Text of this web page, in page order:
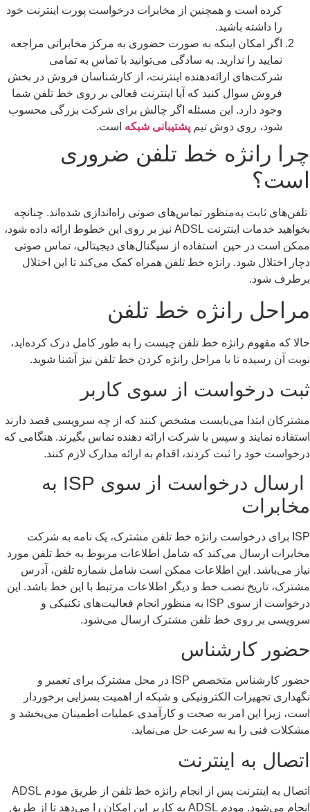
کرده است و همچنین از مخابرات درخواست پورت اینترنت خود
را داشته باشید.
اگر امکان اینکه به صورت حضوری به مرکز مخابراتی مراجعه
نمایید را ندارید. به سادگی می‌توانید با تماس به تمامی
شرکت‌های ارائه‌دهنده اینترنت، از کارشناسان فروش در بخش
فروش سوال کنید که آیا اینترنت فعالی بر روی خط تلفن شما
وجود دارد. این مسئله اگر چالش برای شرکت بزرگی محسوب
شود، روی دوش تیمپشتیبانی شبکهاست.
رانژه خط تلفن ضروری
ثابت به‌منظور تماس‌های صوتی راه‌اندازی شده‌اند. چنانچه
بخواهید خدمات اینترنت ADSL نیز بر روی این خطوط ارائه داده شود،
است در حین استفاده از سیگنال‌های دیجیتالی، تماس صوتی
اختلال شود. رانژه خط تلفن همراه کمک می‌کند تا این اختلال
شود.
رانژه خط تلفن
که مفهوم رانژه خط تلفن چیست را به طور کامل درک کرده‌اید،
آن رسیده تا با مراحل رانژه کردن خط تلفن نیز آشنا شوید.
درخواست از سوی کاربر
ابتدا می‌بایست مشخص کنند که از چه سرویسی قصد دارند
نمایند و سپس با شرکت ارائه دهنده تماس بگیرند. هنگامی که
خود را ثبت کردند، اقدام به ارائه مدارک لازم کنند‌.
ارسال درخواست از سوی ISP به
ISP برای درخواست رانژه خط تلفن مشترک، یک نامه به شرکت
ارسال می‌کند که شامل اطلاعات مربوط به خط تلفن مورد
می‌باشد. این اطلاعات ممکن است شامل شماره تلفن، آدرس
تاریخ نصب خط و دیگر اطلاعات مرتبط با این خط باشد. این
درخواست از سوی ISP به منظور انجام فعالیت‌های تکنیکی و
بر روی خط تلفن مشترک ارسال می‌شود.
کارشناس
حضور کارشناس متخصص ISP در محل مشترک برای تعمیر و
تجهیزات الکترونیکی و شبکه از اهمیت بسزایی برخوردار
زیرا این امر به صحت و کارآمدی عملیات اطمینان می‌بخشد و
فنی را به سرعت حل می‌نماید.
به اینترنت
اتصال به اینترنت پس از انجام رانژه خط تلفن از طریق مودم ADSL
انجام می‌شود. مودم ADSL به کاربر این امکان را می‌دهد تا از طریق